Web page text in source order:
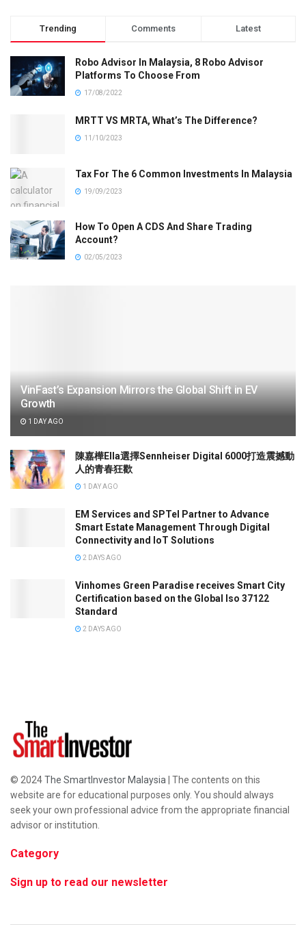
Trending Comments Latest
Robo Advisor In Malaysia, 8 Robo Advisor
Platforms To Choose From
17/08/2022
MRTT VS MRTA, What’s The Difference?
11/10/2023
Tax For The 6 Common Investments In Malaysia
19/09/2023
How To Open A CDS And Share Trading
Account?
02/05/2023
VinFast’s Expansion Mirrors the Global Shift in EV
Growth
1 DAY AGO
陳嘉樺Ella選擇Sennheiser Digital 6000打造震撼動
人的青春狂歡
1 DAY AGO
EM Services and SPTel Partner to Advance
Smart Estate Management Through Digital
Connectivity and IoT Solutions
2 DAYS AGO
Vinhomes Green Paradise receives Smart City
Certification based on the Global Iso 37122
Standard
2 DAYS AGO
© 2024The SmartInvestor Malaysia | The contents on this
website are for educational purposes only. You should always
seek your own professional advice from the appropriate financial
advisor or institution.
Category
Sign up to read our newsletter